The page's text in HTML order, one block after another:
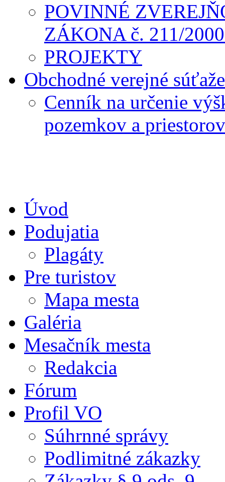
POVINNÉ
ZÁKONA č. 211/
PROJEKTY
Obchodné verejné súťaže
Cenník na určenie
pozemkov a priestorov
Úvod
Podujatia
Plagáty
Pre turistov
Mapa mesta
Galéria
Mesačník mesta
Redakcia
Fórum
Profil VO
Súhrnné správy
Podlimitné zákazky